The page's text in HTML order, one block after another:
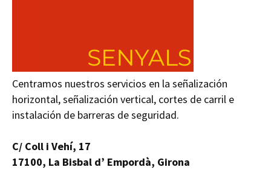
Centramos nuestros servicios en la señalización
horizontal, señalización vertical, cortes de carril e
instalación de barreras de seguridad.
C/ Coll i Vehí, 17
17100, La Bisbal d’ Empordà, Girona